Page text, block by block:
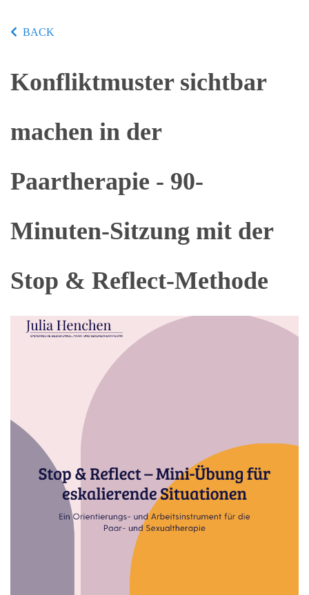
BACK
Konfliktmuster sichtbar
machen in der
Paartherapie - 90-
Minuten-Sitzung mit der
Stop & Reflect-Methode